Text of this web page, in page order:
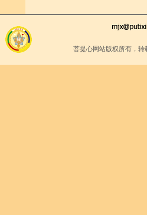
菩提心网站版权所有，